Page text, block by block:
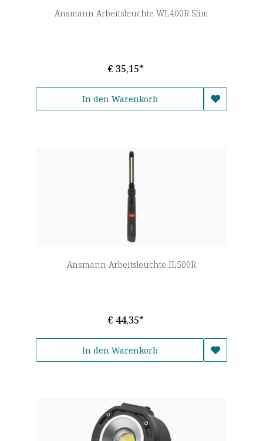
Ansmann Arbeitsleuchte WL400R Slim
€ 35,15*
In den Warenkorb
Ansmann Arbeitsleuchte IL500R
€ 44,35*
In den Warenkorb